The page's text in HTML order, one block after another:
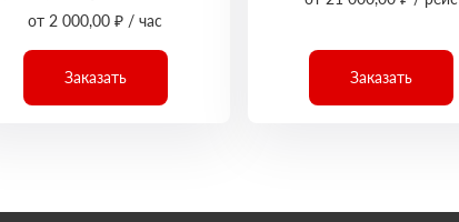
от 2 000,00 ₽ / час
Заказать Заказать